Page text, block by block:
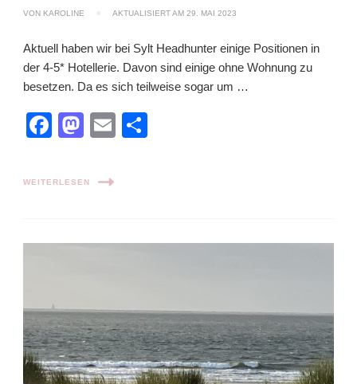
VON KAROLINE AKTUALISIERT AM 29. MAI 2023
Aktuell haben wir bei Sylt Headhunter einige Positionen in
der 4-5* Hotellerie. Davon sind einige ohne Wohnung zu
besetzen. Da es sich teilweise sogar um …
Facebook
Mastodon
Email
WEITERLESEN